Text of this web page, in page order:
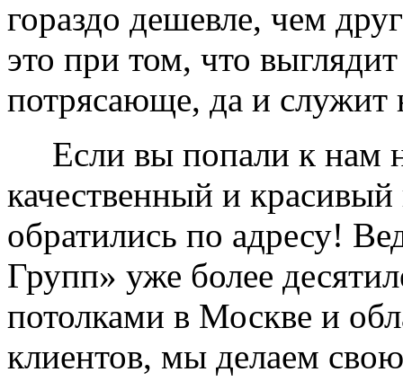
гораздо дешевле, чем
это при том, что
потрясающе, да и служит
Если вы попали к нам
качественный и
обратились по адресу!
Групп» уже более
потолками в Москве и
клиентов, мы делаем